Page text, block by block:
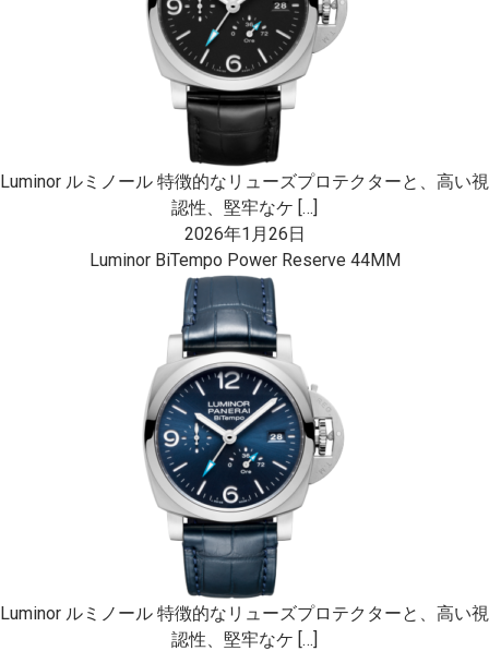
Luminor ルミノール 特徴的なリューズプロテクターと、高い視
認性、堅牢なケ […]
2026年1月26日
Luminor BiTempo Power Reserve 44MM
Luminor ルミノール 特徴的なリューズプロテクターと、高い視
認性、堅牢なケ […]